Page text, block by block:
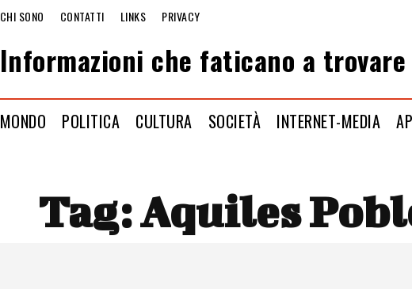
CHI SONO CONTATTI LINKS PRIVACY
Informazioni che faticano a trovare
MONDO POLITICA CULTURA SOCIETÀ INTERNET-MEDIA
Tag:Aquiles